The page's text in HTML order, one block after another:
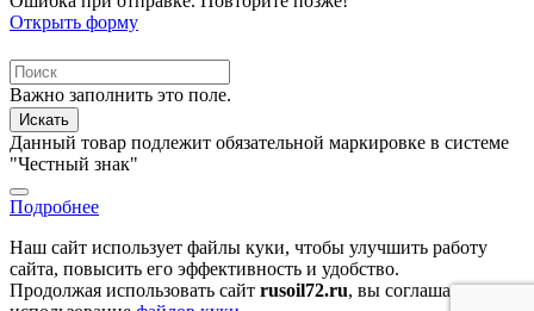
Открыть форму
Важно заполнить это поле.
Искать
Данный товар подлежит обязательной маркировке в системе
"Честный знак"
Подробнее
Наш сайт использует файлы куки, чтобы улучшить работу
сайта, повысить его эффективность и удобство.
Продолжая использовать сайт rusoil72.ru, вы соглашаетесь на